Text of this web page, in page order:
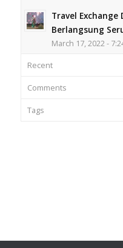
Travel
Berlangsung
March 17, 2022 -
Recent
Comments
Tags